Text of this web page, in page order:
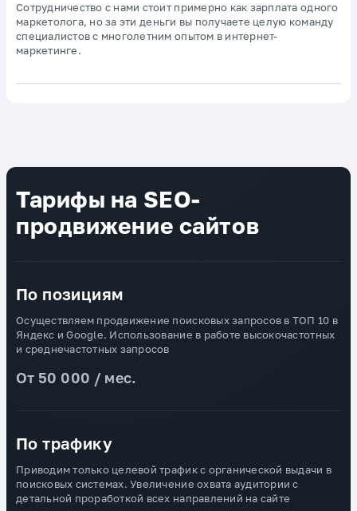
Сотрудничество с нами стоит примерно как зарплата одного
маркетолога, но за эти деньги вы получаете целую команду
специалистов с многолетним опытом в интернет-
маркетинге.
Тарифы на SEO-
продвижение сайтов
По позициям
Осуществляем продвижение поисковых запросов в ТОП 10 в
Яндекс и Google. Использование в работе высокочастотных
и среднечастотных запросов
От 50 000 / мес.
По трафику
Приводим только целевой трафик с органической выдачи в
поисковых системах. Увеличение охвата аудитории с
детальной проработкой всех направлений на сайте